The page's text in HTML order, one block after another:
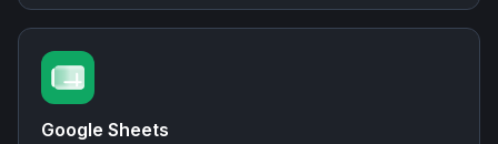
программирования на Nodul.
Google Sheets